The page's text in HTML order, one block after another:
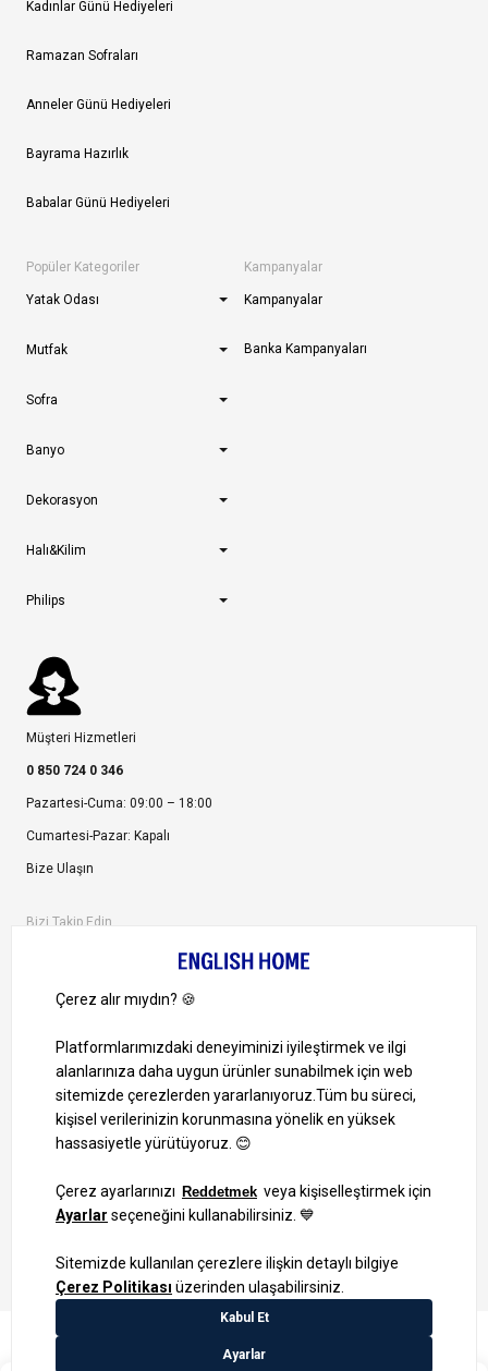
Kadınlar Günü Hediyeleri
Ramazan Sofraları
Anneler Günü Hediyeleri
Bayrama Hazırlık
Babalar Günü Hediyeleri
Popüler Kategoriler
Yatak Odası
Mutfak
Sofra
Banyo
Dekorasyon
Halı&Kilim
Philips
Kampanyalar
Kampanyalar
Banka Kampanyaları
Müşteri Hizmetleri
0 850 724 0 346
Pazartesi-Cuma: 09:00 – 18:00
Cumartesi-Pazar: Kapalı
Bize Ulaşın
Bizi Takip Edin
1000 TL ve Üzeri Alışverişlerinizde Kargo Bedava!
Bilgi Toplum Hizmetleri
KVKK Veri İşleme Politikamız
Site Haritası